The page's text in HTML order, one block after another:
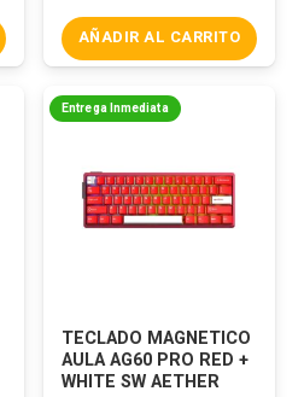
AÑADIR AL CARRITO
Entrega Inmediata
TECLADO MAGNETICO
AULA AG60 PRO RED +
WHITE SW AETHER